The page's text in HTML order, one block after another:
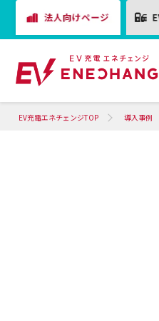
EV充電エネチェンジTOP 導入事例